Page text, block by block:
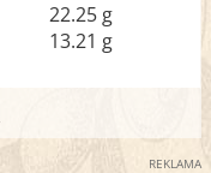
22.25 g
13.21 g
REKLAMA